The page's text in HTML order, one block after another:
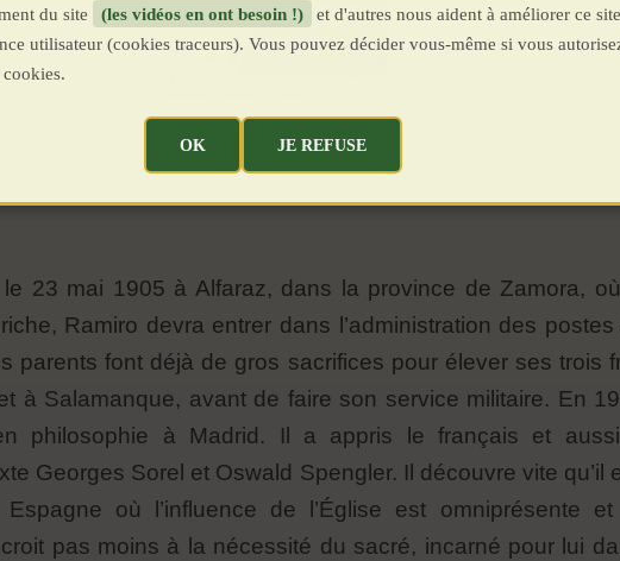
23 mai 1905 à Alfaraz, dans la province de Zamora,
Ramiro devra entrer dans l’administration des
parents font déjà de gros sacrifices pour élever ses trois
à Salamanque, avant de faire son service militaire. En
philosophie à Madrid. Il a appris le français et aussi
Georges Sorel et Oswald Spengler. Il découvre vite qu’il
où l’influence de l’Église est omniprésente
pas moins à la nécessité du sacré, incarné pour lui
du site
(les vidéos en ont besoin !)
et d'autres nous aident à améliorer ce site
utilisateur (cookies traceurs). Vous pouvez décider vous-même si vous
OK JE REFUSE